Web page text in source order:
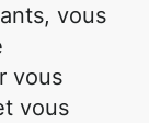
vous
vous
vous